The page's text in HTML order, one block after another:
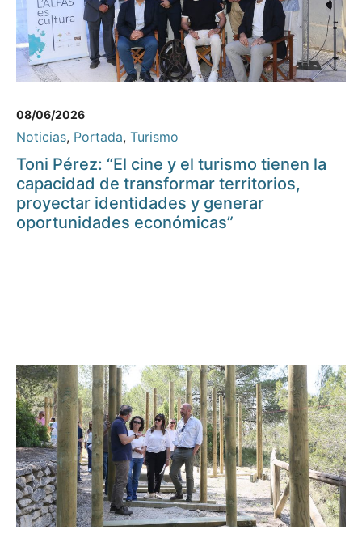
08/06/2026
Noticias, Portada, Turismo
Toni Pérez: “El cine y el turismo tienen la
capacidad de transformar territorios,
proyectar identidades y generar
oportunidades económicas”